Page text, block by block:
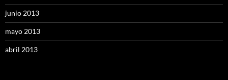
junio 2013
mayo 2013
abril 2013